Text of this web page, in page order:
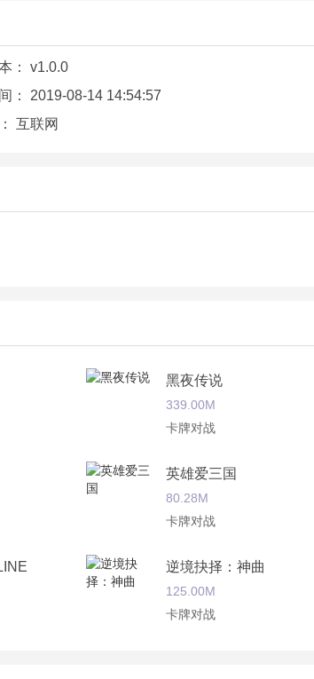
： v1.0.0
： 2019-08-14 14:54:57
互联网
黑夜传说
339.00M
卡牌对战
英雄爱三国
80.28M
卡牌对战
逆境抉择：神曲
125.00M
卡牌对战